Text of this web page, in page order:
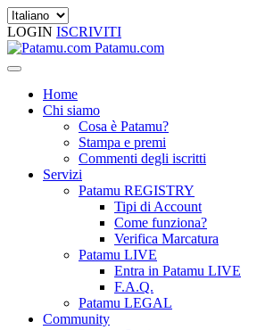
LOGIN ISCRIVITI
Patamu.com
Home
Chi siamo
Cosa è Patamu?
Stampa e premi
Commenti degli iscritti
Servizi
Patamu REGISTRY
Tipi di Account
Come funziona?
Verifica Marcatura
Patamu LIVE
Entra in Patamu LIVE
F.A.Q.
Patamu LEGAL
Community